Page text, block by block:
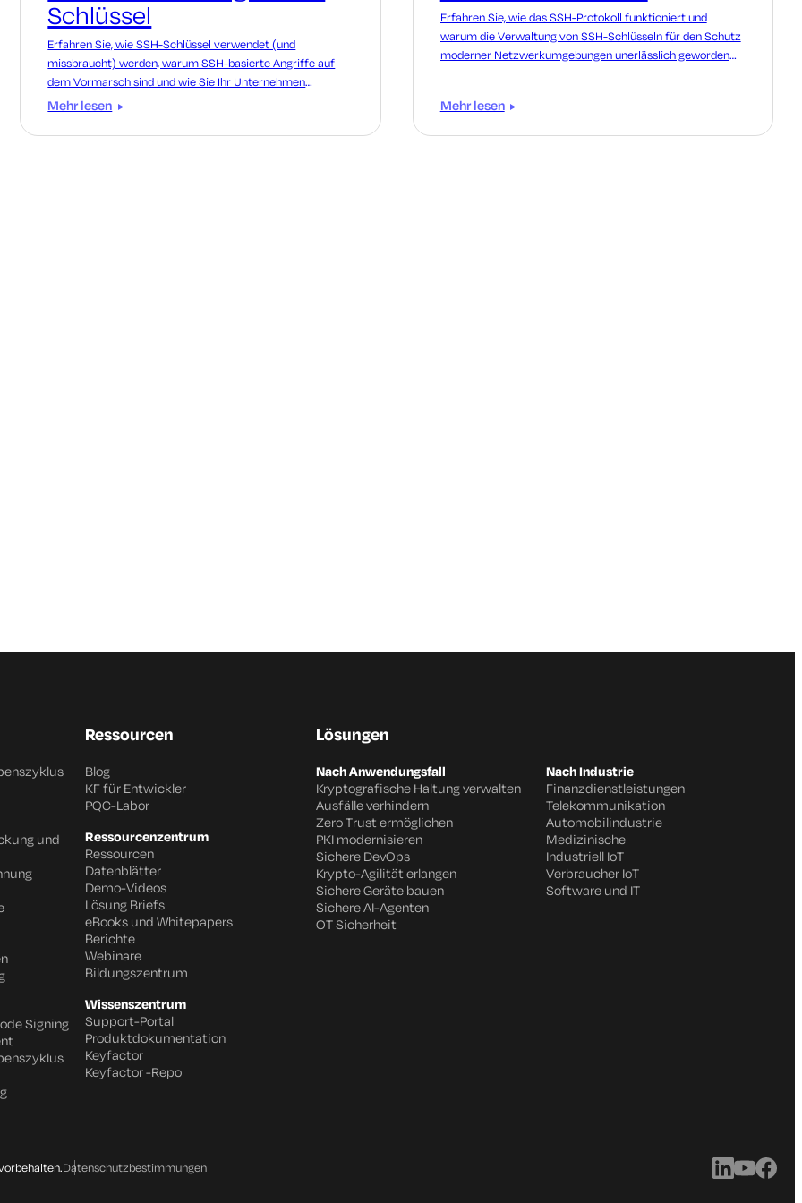
Schlüssel
Erfahren Sie, wie SSH-Schlüssel verwendet (und
missbraucht) werden, warum SSH-basierte Angriffe auf
dem Vormarsch sind und wie Sie Ihr Unternehmen
schützen können, indem Sie die Ausbreitung von Schlüsseln
Mehr lesen
Erfahren Sie, wie das SSH-Protokoll funktioniert und
warum die Verwaltung von SSH-Schlüsseln für den Schutz
moderner Netzwerkumgebungen unerlässlich geworden
Mehr lesen
und
Signing
Ressourcen
Blog
KF für Entwickler
PQC-Labor
Ressourcenzentrum
Ressourcen
Datenblätter
Demo-Videos
Lösung Briefs
eBooks und Whitepapers
Berichte
Webinare
Bildungszentrum
Wissenszentrum
Support-Portal
Produktdokumentation
Keyfactor
Keyfactor -Repo
Lösungen
Nach Anwendungsfall
Kryptografische Haltung verwalten
Ausfälle verhindern
Zero Trust ermöglichen
PKI modernisieren
Sichere DevOps
Krypto-Agilität erlangen
Sichere Geräte bauen
Sichere AI-Agenten
OT Sicherheit
Nach Industrie
Finanzdienstleistungen
Telekommunikation
Automobilindustrie
Medizinische
Industriell IoT
Verbraucher IoT
Software und IT
Datenschutzbestimmungen